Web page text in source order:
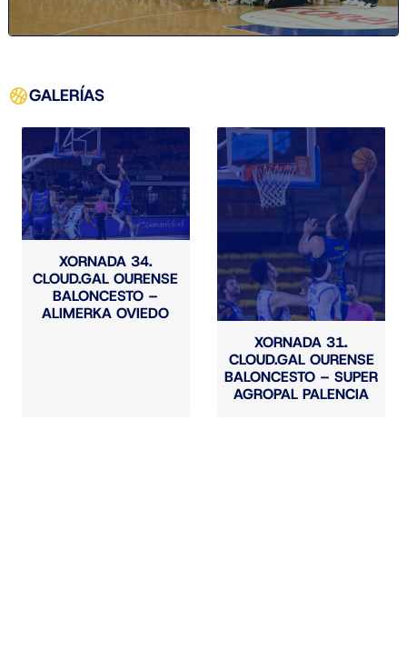
GALERÍAS
XORNADA 34.
CLOUD.GAL OURENSE
BALONCESTO –
ALIMERKA OVIEDO
XORNADA 31.
CLOUD.GAL OURENSE
BALONCESTO – SUPER
AGROPAL PALENCIA